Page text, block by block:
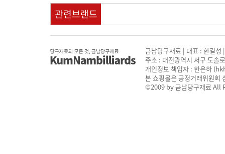
관련브랜드
금남당구재료 | 대표 : 한길
주소 : 대전광역시 서구 도솔
개인정보 책임자 : 한은하 (
본 쇼핑몰은 공정거래위원회
©2009 by 금남당구재료 All